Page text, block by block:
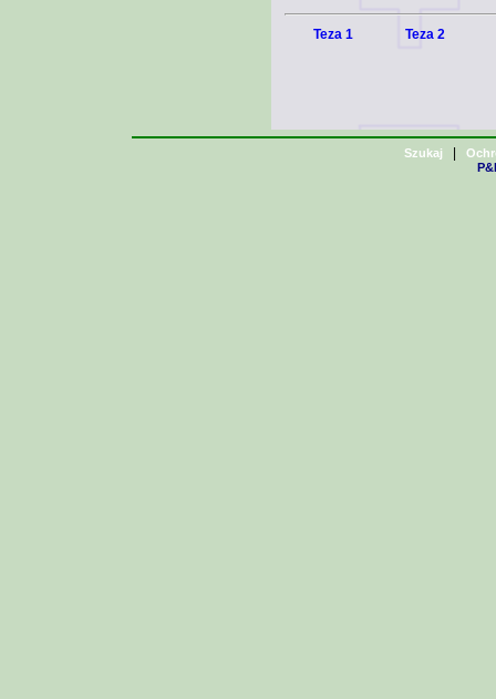
Teza 1 Teza 2
Szukaj